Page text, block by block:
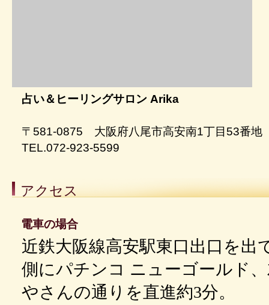
占い＆ヒーリングサロン Arika
〒581-0875 大阪府八尾市高安南1丁目53番地
TEL.072-923-5599
アクセス
電車の場合
近鉄大阪線高安駅東口出口を出
側にパチンコ ニューゴールド
やさんの通りを直進約3分。